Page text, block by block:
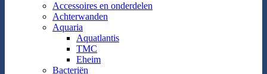
Accessoires en onderdelen
Achterwanden
Aquaria
Aquatlantis
TMC
Eheim
Bacteriën